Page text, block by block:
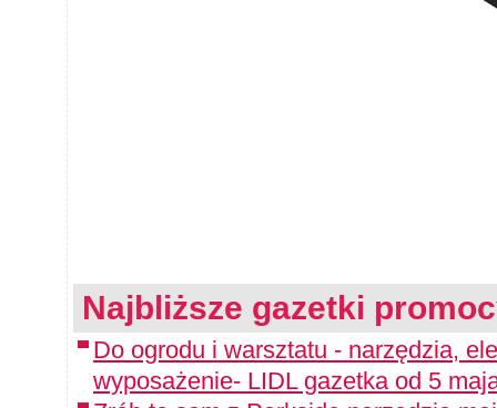
Najbliższe gazetki
Do ogrodu i warsztatu - narzędzia,
wyposażenie- LIDL gazetka od 5